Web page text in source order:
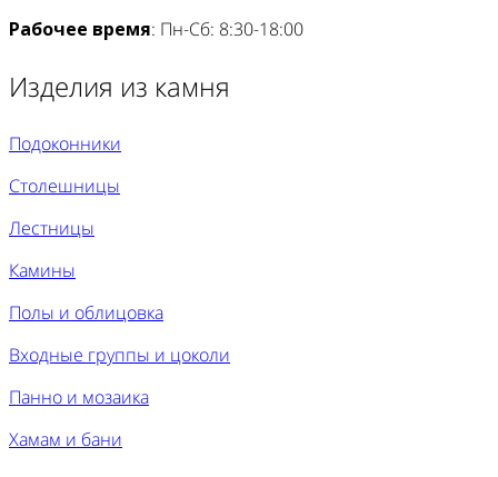
Рабочее время: Пн-Сб: 8:30-18:00
Изделия из камня
Подоконники
Столешницы
Лестницы
Камины
Полы и облицовка
Входные группы и цоколи
Панно и мозаика
Хамам и бани